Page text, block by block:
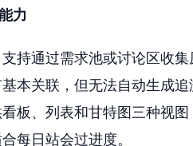
力
持通过需求池或讨论区收
本关联，但无法自动生成追
板、列表和甘特图三种视
每日站会过进度。